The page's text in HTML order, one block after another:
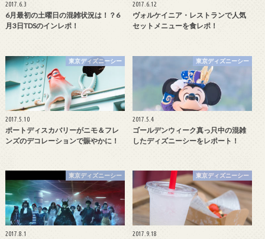
2017.6.3
6月最初の土曜日の混雑状況は！？6
月3日TDSのインレポ！
2017.6.12
ヴォルケイニア・レストランで人気
セットメニューを食レポ！
東京ディズニーシー
2017.5.10
ポートディスカバリーがニモ＆フレ
ンズのデコレーションで賑やかに！
東京ディズニーシー
2017.5.4
ゴールデンウィーク真っ只中の混雑
したディズニーシーをレポート！
東京ディズニーシー
2017.8.1
東京ディズニーシー
2017.9.18